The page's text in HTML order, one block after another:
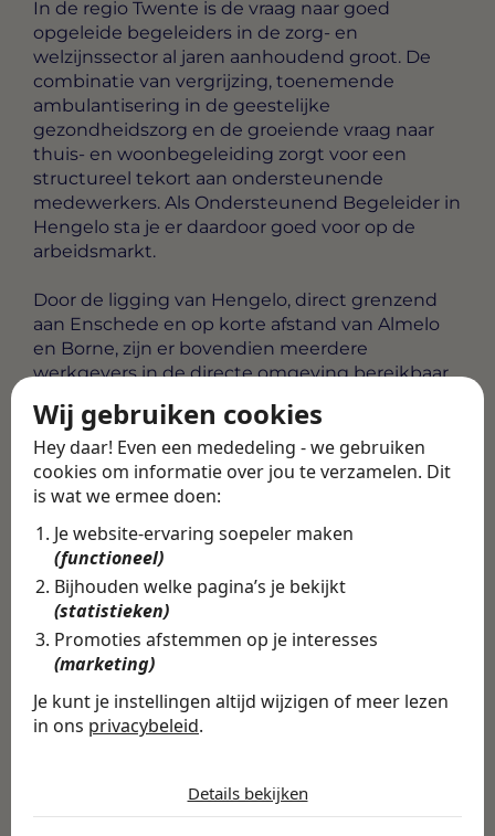
Wij gebruiken cookies
Hey daar! Even een mededeling - we gebruiken
cookies om informatie over jou te verzamelen. Dit
is wat we ermee doen:
Je website-ervaring soepeler maken
(functioneel)
Bijhouden welke pagina’s je bekijkt
(statistieken)
Promoties afstemmen op je interesses
(marketing)
Je kunt je instellingen altijd wijzigen of meer lezen
in ons privacybeleid.
Noodzakelijk
Details bekijken
In de regio Twente is de vraag naar goed
opgeleide begeleiders in de zorg- en
welzijnssector al jaren aanhoudend groot. De
combinatie van vergrijzing, toenemende
ambulantisering in de geestelijke
gezondheidszorg en de groeiende vraag naar
thuis- en woonbegeleiding zorgt voor een
structureel tekort aan ondersteunende
medewerkers. Als Ondersteunend Begeleider in
Hengelo sta je er daardoor goed voor op de
arbeidsmarkt.
Door de ligging van Hengelo, direct grenzend
aan Enschede en op korte afstand van Almelo
en Borne, zijn er bovendien meerdere
werkgevers in de directe omgeving bereikbaar.
te zetten die het beste past bij jouw ambities
en persoonlijke situatie.
Alle vacatures· Career tips
Terug
Deel deze vacature
Vind de volledige
vacature in de
In de Swipe4Work-app vind je